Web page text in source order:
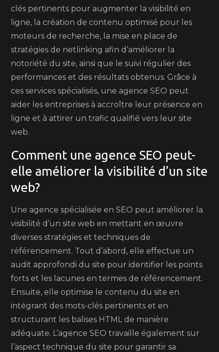
clés pertinents pour augmenter la visibilité en
ligne, la création de contenu optimisé pour les
moteurs de recherche, la mise en place de
stratégies de netlinking afin d’améliorer la
notoriété du site, ainsi que le suivi régulier des
performances et des résultats obtenus. Grâce à
ces services spécialisés, une agence SEO peut
aider les entreprises à accroître leur présence en
ligne et à attirer un trafic qualifié vers leur site
web.
Comment une agence SEO peut-
elle améliorer la visibilité d’un site
web?
Une agence spécialisée en SEO peut améliorer la
visibilité d’un site web en mettant en œuvre
diverses stratégies et techniques de
référencement. Tout d’abord, elle effectue un
audit approfondi du site pour identifier les points
forts et les lacunes en termes de référencement.
Ensuite, elle optimise le contenu du site en
intégrant des mots-clés pertinents et en
structurant les balises HTML de manière
adéquate. L’agence SEO travaille également sur
l’aspect technique du site pour garantir sa